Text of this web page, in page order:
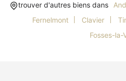
trouver d'autres biens dans
Fernelmont
Clavier
Fosses-la-